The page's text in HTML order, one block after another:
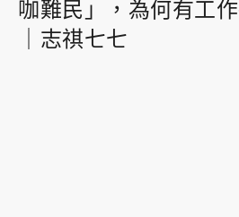
咖難民」，為何有工
｜志祺七七